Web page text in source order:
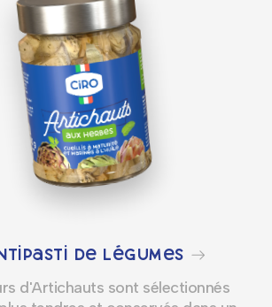
de légumes
d'Artichauts sont sélectionnés